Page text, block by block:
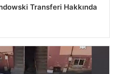
Transferi Hakkında